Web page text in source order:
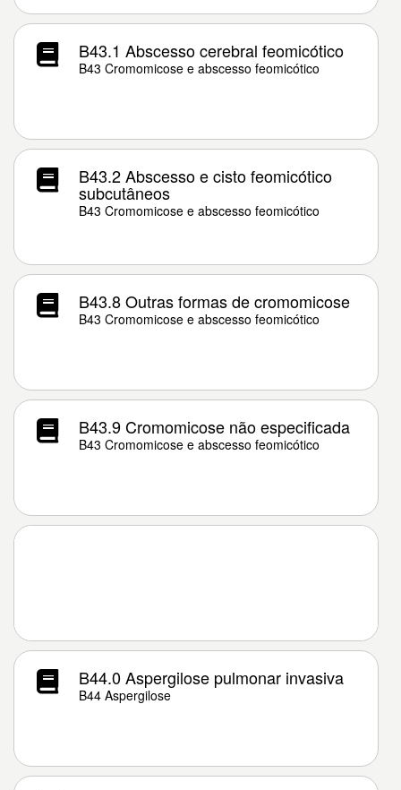
B43.1 Abscesso cerebral feomicótico
B43 Cromomicose e abscesso feomicótico
B43.2 Abscesso e cisto feomicótico
subcutâneos
B43 Cromomicose e abscesso feomicótico
B43.8 Outras formas de cromomicose
B43 Cromomicose e abscesso feomicótico
B43.9 Cromomicose não especificada
B43 Cromomicose e abscesso feomicótico
B44.0 Aspergilose pulmonar invasiva
B44 Aspergilose